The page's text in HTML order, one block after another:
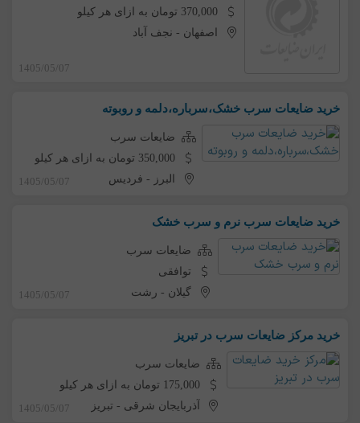
370,000 تومان به ازای هر کیلو
اصفهان - نجف آباد
1405/05/07
خرید ضایعات سرب خشک،سرباره،دلمه و روبوته
ضایعات سرب
350,000 تومان به ازای هر کیلو
البرز - فردیس 1405/05/07
خرید ضایعات سرب نرم و سرب خشک
ضایعات سرب
توافقی
گیلان - رشت 1405/05/07
خرید مرکز ضایعات سرب در تبریز
ضایعات سرب
175,000 تومان به ازای هر کیلو
آذربایجان شرقی -تبریز 1405/05/07